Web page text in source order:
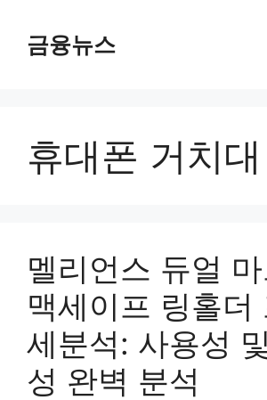
금융뉴스
휴대폰 거치대
멜리언스 듀얼
맥세이프 링홀더
세분석: 사용성
성 완벽 분석